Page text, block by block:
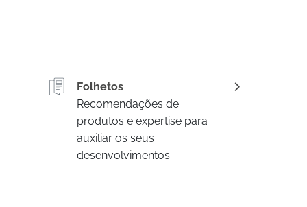
Folhetos
Recomendações de
produtos e expertise para
auxiliar os seus
desenvolvimentos